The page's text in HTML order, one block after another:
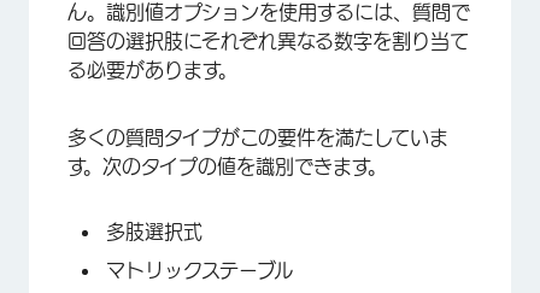
×
ん。識別値オプションを使用するには、質問で
回答の選択肢にそれぞれ異なる数字を割り当て
る必要があります。
多くの質問タイプがこの要件を満たしていま
す。次のタイプの値を識別できます。
多肢選択式
マトリックステーブル